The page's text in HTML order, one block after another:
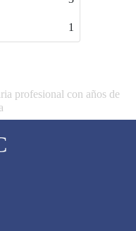
profesional con años de